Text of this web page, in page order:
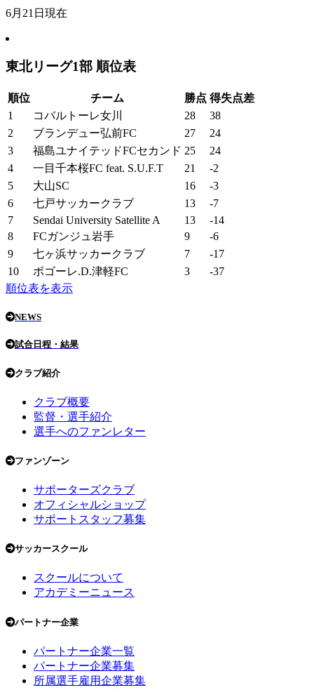
6月21日現在
東北リーグ1部 順位表
順位 チーム 勝点 得失点差
1
コバルトーレ女川 28
38
2
ブランデュー弘前FC 27
24
3
福島ユナイテッドFCセカンド 25
24
4
一目千本桜FC feat. S.U.F.T 21
-2
5
大山SC 16
-3
6
七戸サッカークラブ 13
-7
7
Sendai University Satellite A 13
-14
8
FCガンジュ岩手 9
-6
9
七ヶ浜サッカークラブ 7
-17
10
ボゴーレ.D.津軽FC 3
-37
順位表を表示
NEWS
試合日程・結果
クラブ紹介
クラブ概要
監督・選手紹介
選手へのファンレター
ファンゾーン
サポーターズクラブ
オフィシャルショップ
サポートスタッフ募集
サッカースクール
スクールについて
アカデミーニュース
パートナー企業
パートナー企業一覧
パートナー企業募集
所属選手雇用企業募集